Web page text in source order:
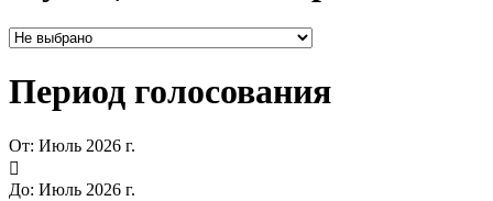
Период голосования
От: Июль 2026 г.

До: Июль 2026 г.